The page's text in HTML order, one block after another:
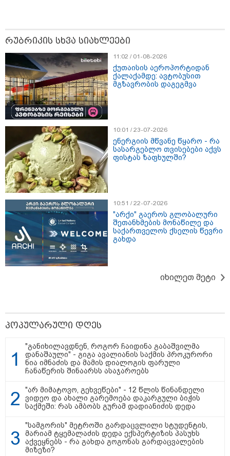
13:15 / 08-08-2026
უძველესი სენი და ეპიდემია: აშშ-ში
ერთდროულად კეთრს და ნაწლავურ
ინფექციას ებრძვიან - რა უნდა ვიცოდეთ
და რამდენად სახიფათოა
23:40 / 07-08-2026
იტალიამ ყველა ქალაქში
განგაშის წითელი დონე
გამოაცხადა
22:45 / 07-08-2026
14 წლის მოზარდმა საკუთარი
პაპა და ბებია მოკლა, შემდეგ კი
ევროპაში საწვავის ფასები
მკვეთრად შეიცვალა - რომელ
ქვეყნებშია ბენზინი ყველაზე
ძვირი და ყველაზე იაფი
"რაკეტები ჩვენც გვჭირდება" -
დონალდ ტრამპი უკრაინისთვის
Patriot-ის რაკეტების გაგზავნაზე
რუბრიკის სხვა სიახლეები
11:02 / 01-08-2026
ქუთაისის აეროპორტიდან
ქალაქამდე: ავტობუსით
მგზავრობის დაგეგმვა
10:01 / 23-07-2026
ენერგიის მწვანე წყარო - რა
სასარგებლო თვისებები აქვს
ფისტას ზაფხულში?
10:51 / 22-07-2026
"არქი" გაეროს გლობალური
შეთანხმების მონაწილე და
საქართველოს ქსელის წევრი
გახდა
იხილეთ მეტი
პოპულარული დღეს
"განიხილავდნენ, როგორ ჩაიდინა გაბაშვილმა
დანაშაული" - გიგა ავალიანის საქმის პროკურორი
ნია იმნაძის და მამის დიალოგის ფარული
ჩანაწერის შინაარსს ასაჯაროებს
"არ მიმატოვო, გეხვეწები" - 12 წლის წინანდელი
ვიდეო და ახალი გარემოება დაკარგული ბიჭის
საქმეში: რას ამბობს გურამ დადიანიძის დედა
"სამგორის" მეტროში გარდაცვლილი სტუდენტის,
მარიამ ტყემალაძის დედა ექსპერტიზის პასუხს
აქვეყნებს - რა გახდა გოგონას გარდაცვალების
მიზეზი?